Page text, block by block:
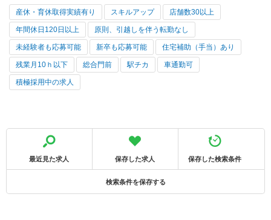
産休・育休取得実績有り スキルアップ 店舗数30以上
年間休日120日以上 原則、引越しを伴う転勤なし
未経験者も応募可能 新卒も応募可能 住宅補助（手当）あり
残業月10ｈ以下 総合門前 駅チカ 車通勤可
積極採用中の求人
最近見た求人 保存した求人 保存した検索条件
検索条件を保存する